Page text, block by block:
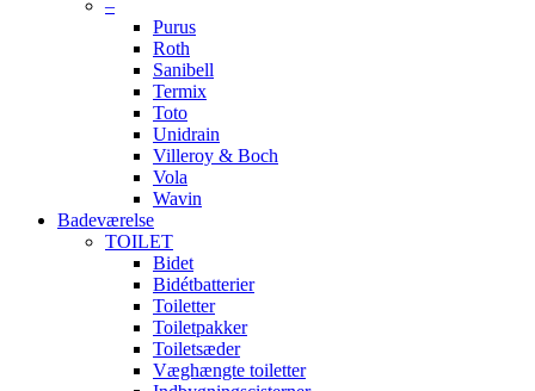
–
Purus
Roth
Sanibell
Termix
Toto
Unidrain
Villeroy & Boch
Vola
Wavin
Badeværelse
TOILET
Bidet
Bidétbatterier
Toiletter
Toiletpakker
Toiletsæder
Væghængte toiletter